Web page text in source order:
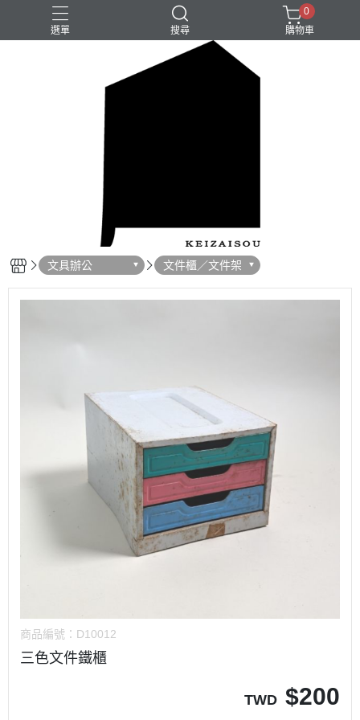
選單 搜尋
0
購物車
文具辦公 文件櫃／文件架
商品編號： D10012
三色文件鐵櫃
TWD $200